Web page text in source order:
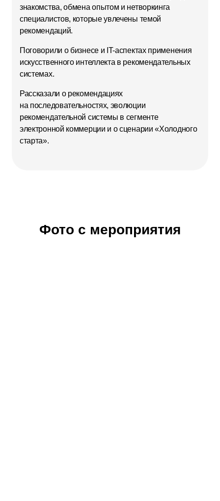
знакомства, обмена опытом и нетворкинга
специалистов, которые увлечены темой
рекомендаций.
Поговорили о бизнесе и IT-аспектах применения
искусственного интеллекта в рекомендательных
системах.
Рассказали о рекомендациях
на последовательностях, эволюции
рекомендательной системы в сегменте
электронной коммерции и о сценарии «Холодного
старта».
Фото с мероприятия